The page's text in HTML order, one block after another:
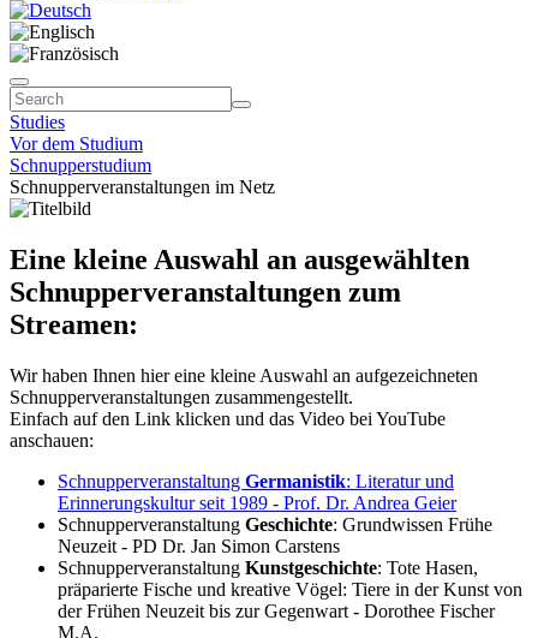
Studies
Vor dem Studium
Schnupperstudium
Schnupperveranstaltungen im Netz
Eine kleine Auswahl an ausgewählten
Schnupperveranstaltungen zum
Streamen:
Wir haben Ihnen hier eine kleine Auswahl an aufgezeichneten
Schnupperveranstaltungen zusammengestellt.
Einfach auf den Link klicken und das Video bei YouTube
anschauen:
Schnupperveranstaltung Germanistik: Literatur und
Erinnerungskultur seit 1989 - Prof. Dr. Andrea Geier
Schnupperveranstaltung Geschichte: Grundwissen Frühe
Neuzeit - PD Dr. Jan Simon Carstens
Schnupperveranstaltung Kunstgeschichte: Tote Hasen,
präparierte Fische und kreative Vögel: Tiere in der Kunst von
der Frühen Neuzeit bis zur Gegenwart - Dorothee Fischer
M.A.